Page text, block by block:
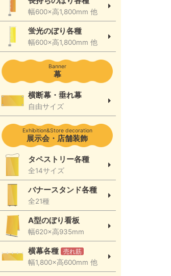
幅600×高1,800mm 他
蛍光のぼり各種
幅600×高1,800mm 他
Banner
幕
横断幕・垂れ幕
自由サイズ
Exhibition&Store decoration
展示会・店舗装飾
タペストリー各種
全14サイズ
バナースタンド各種
全21種
A型のぼり看板
幅620×高935mm
横幕各種 売れ筋
幅1,800×高600mm 他